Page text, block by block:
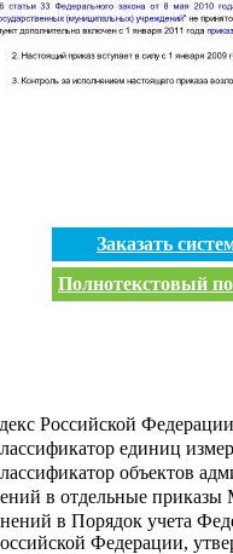
Заказать
Полнотекстовый
Российской Федерации
единиц
объектов
в отдельные
в Порядок учета
Федерации,